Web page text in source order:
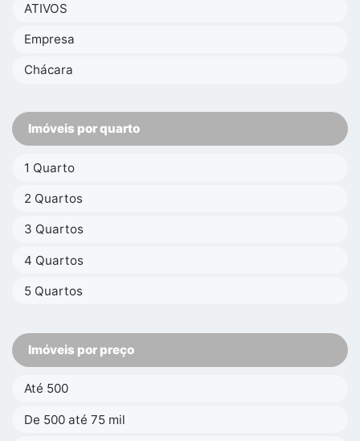
ATIVOS
Empresa
Chácara
Imóveis por quarto
1 Quarto
2 Quartos
3 Quartos
4 Quartos
5 Quartos
Imóveis por preço
Até 500
De 500 até 75 mil